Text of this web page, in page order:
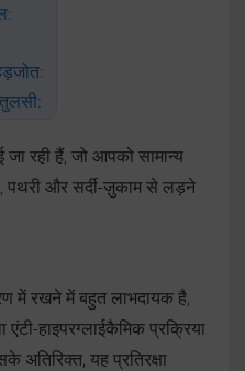
रही हैं, जो आपको सामान्य
पथरी और सर्दी-ज़ुकाम से लड़ने
में रखने में बहुत लाभदायक है,
हाइपरग्लाईकैमिक प्रक्रिया
यह प्रतिरक्षा